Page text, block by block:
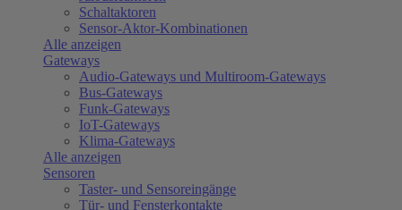
Schaltaktoren
Sensor-Aktor-Kombinationen
Alle anzeigen
Gateways
Audio-Gateways und Multiroom-Gateways
Bus-Gateways
Funk-Gateways
IoT-Gateways
Klima-Gateways
Alle anzeigen
Sensoren
Taster- und Sensoreingänge
Tür- und Fensterkontakte